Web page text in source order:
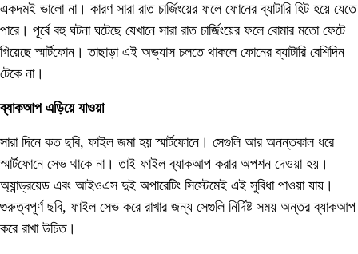
একদমই ভালো না। কারণ সারা রাত চার্জিংয়ের ফলে ফোনের ব্যাটারি হিট হয়ে যেতে
পারে। পূর্বে বহু ঘটনা ঘটেছে যেখানে সারা রাত চার্জিংয়ের ফলে বোমার মতো ফেটে
গিয়েছে স্মার্টফোন। তাছাড়া এই অভ্যাস চলতে থাকলে ফোনের ব্যাটারি বেশিদিন
টেকে না।
ব্যাকআপ এড়িয়ে যাওয়া
সারা দিনে কত ছবি, ফাইল জমা হয় স্মার্টফোনে। সেগুলি আর অনন্তকাল ধরে
স্মার্টফোনে সেভ থাকে না। তাই ফাইল ব্যাকআপ করার অপশন দেওয়া হয়।
অ্যান্ড্রয়েড এবং আইওএস দুই অপারেটিং সিস্টেমেই এই সুবিধা পাওয়া যায়।
গুরুত্বপূর্ণ ছবি, ফাইল সেভ করে রাখার জন্য সেগুলি নির্দিষ্ট সময় অন্তর ব্যাকআপ
করে রাখা উচিত।